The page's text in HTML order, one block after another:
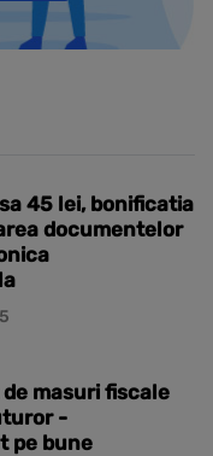
45 lei, bonificatia
documentelor
masuri fiscale
-
pe bune